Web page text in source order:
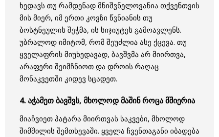
ხედავს თუ რამდენად მნიშვნელოვანია თქვენთვის
მის მიერ, იმ ერთი კოვზი წვნიანის თუ
ბოსტნეულის შეჭმა, ის სიჯიუტეს გამოავლენს.
უბრალოდ იმიტომ, რომ შეუძლია ასე ქცევა. თუ
ყველაფრის მიუხედავად, ბავშვმა არ მიირთვა,
არაფერი შეიმჩნიოთ და დროის რაღაც
მონაკვეთში კიდევ სცადეთ.
4. აჭამეთ ბავშვს, მხოლოდ მაშინ როცა მშიერია
მიაჩვიეთ პატარა მიირთვას საკვები, მხოლოდ
შიმშილის შემთხევაში. ყველა ჩვენთაგანი იბადება